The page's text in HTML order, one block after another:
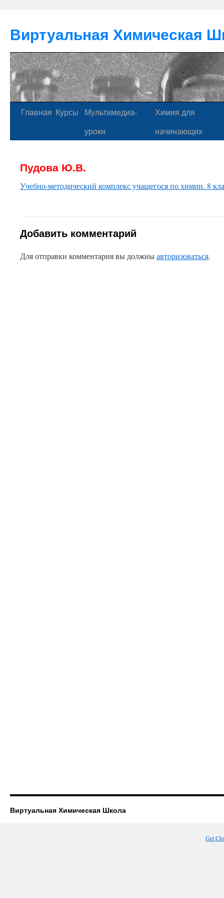
Виртуальная Химическая
Главная Курсы
Мультимедиа-
уроки
Химия для
начинающих
Пудова Ю.В.
Учебно-методический комплекс учащегося по химии. 8
Добавить комментарий
Для отправки комментария вы должныавторизоваться.
Виртуальная Химическая Школа
Get